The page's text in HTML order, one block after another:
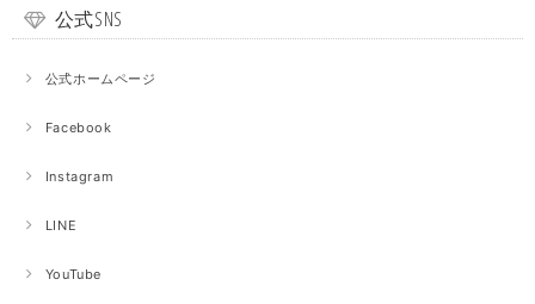
公式SNS
公式ホームページ
Facebook
Instagram
LINE
YouTube